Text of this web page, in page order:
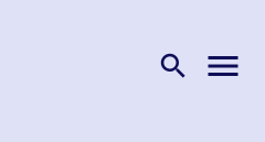
search menu